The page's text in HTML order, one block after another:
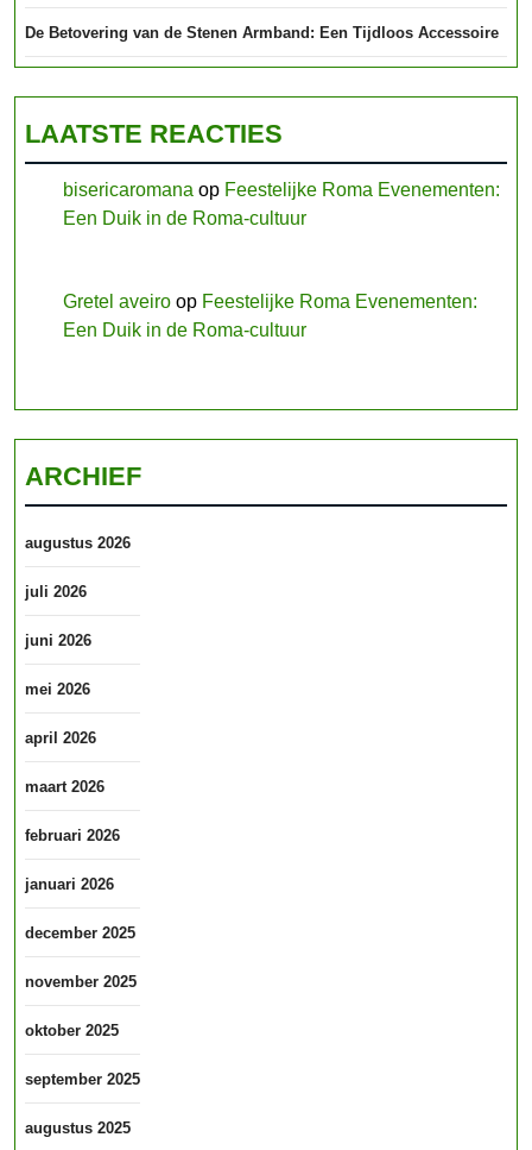
De Betovering van de Stenen Armband: Een Tijdloos Accessoire
LAATSTE REACTIES
bisericaromana op Feestelijke Roma Evenementen:
Een Duik in de Roma-cultuur
Gretel aveiro op Feestelijke Roma Evenementen:
Een Duik in de Roma-cultuur
ARCHIEF
augustus 2026
juli 2026
juni 2026
mei 2026
april 2026
maart 2026
februari 2026
januari 2026
december 2025
november 2025
oktober 2025
september 2025
augustus 2025